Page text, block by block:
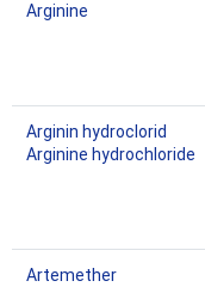
Arginine
Arginin hydroclorid
Arginine hydrochloride
Artemether